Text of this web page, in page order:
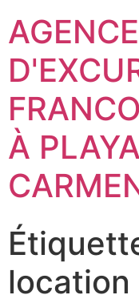
AGENCE
À